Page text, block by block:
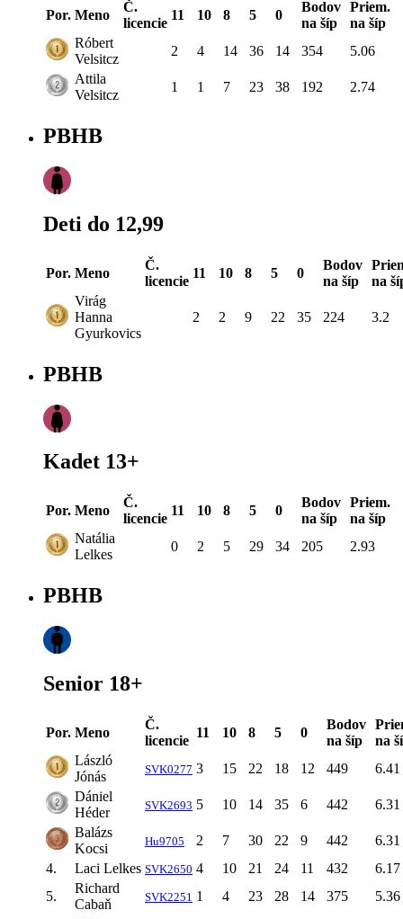
Por. Meno
Č.
licencie
11 10 8 5 0
Bodov
na šíp
Priem.
na šíp
Róbert
Velsitcz
2 4 14 36 14 354
5.06
Attila
Velsitcz
1 1 7 23 38 192 2.74
PBHB
Deti do 12,99
Por. Meno
Č.
licencie
11 10 8 5 0
Bodov
na šíp
na
Virág
Hanna
Gyurkovics
2 2 9 22 35 224 3.2
PBHB
Kadet 13+
Por. Meno
Č.
licencie
11 10 8 5 0
Bodov
na šíp
Priem.
na šíp
Natália
Lelkes
0 2 5 29 34 205 2.93
PBHB
Senior 18+
Por. Meno
Č.
licencie
11 10 8 5 0
Bodov
na šíp
na
László
Jónás
SVK0277 3 15 22 18 12 449
6.41
Dániel
Héder
SVK2693 5 10 14 35 6 442
6.31
Balázs
Kocsi
Hu9705 2 7 30 22 9 442
6.31
4.
Laci Lelkes SVK2650 4 10 21 24 11 432
6.17
5.
Richard
Cabaň
SVK2251 1 4 23 28 14 375 5.36